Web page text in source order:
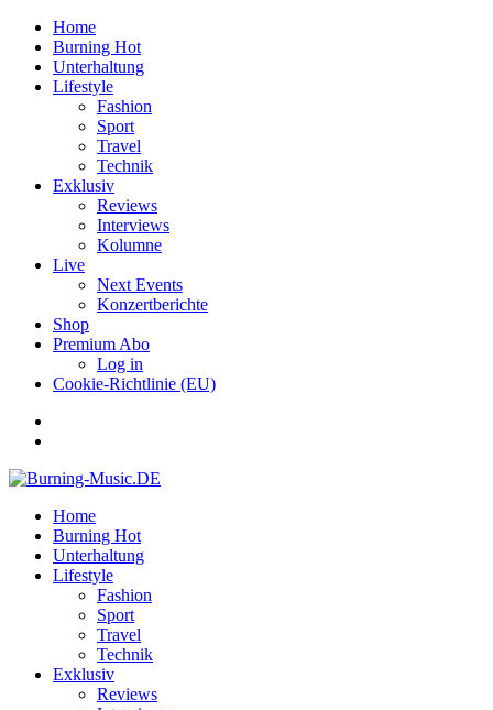
Home
Burning Hot
Unterhaltung
Lifestyle
Fashion
Sport
Travel
Technik
Exklusiv
Reviews
Interviews
Kolumne
Live
Next Events
Konzertberichte
Shop
Premium Abo
Log in
Cookie-Richtlinie (EU)
Home
Burning Hot
Unterhaltung
Lifestyle
Fashion
Sport
Travel
Technik
Exklusiv
Reviews